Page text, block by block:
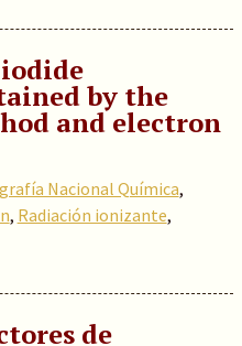
by the
and electron
Nacional Química,
, Radiación ionizante,
de